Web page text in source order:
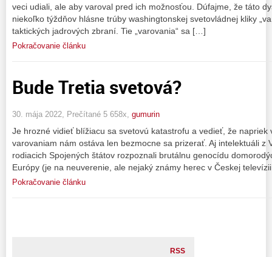
veci udiali, ale aby varoval pred ich možnosťou. Dúfajme, že táto
niekoľko týždňov hlásne trúby washingtonskej svetovládnej kliky
taktických jadrových zbraní. Tie „varovania“ sa […]
Pokračovanie článku
Bude Tretia svetová?
30. mája 2022, Prečítané 5 658x, gumurin
Je hrozné vidieť blížiacu sa svetovú katastrofu a vedieť, že napriek
varovaniam nám ostáva len bezmocne sa prizerať. Aj intelektuáli z
rodiacich Spojených štátov rozpoznali brutálnu genocídu
Európy (je na neuverenie, ale nejaký známy herec v Českej
Pokračovanie článku
RSS